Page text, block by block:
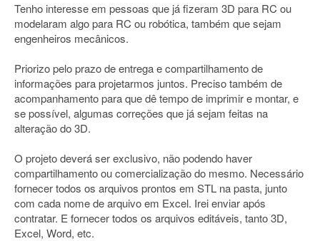
Tenho interesse em pessoas que já fizeram 3D para RC ou
modelaram algo para RC ou robótica, também que sejam
engenheiros mecânicos.
Priorizo pelo prazo de entrega e compartilhamento de
informações para projetarmos juntos. Preciso também de
acompanhamento para que dê tempo de imprimir e montar, e
se possível, algumas correções que já sejam feitas na
alteração do 3D.
O projeto deverá ser exclusivo, não podendo haver
compartilhamento ou comercialização do mesmo. Necessário
fornecer todos os arquivos prontos em STL na pasta, junto
com cada nome de arquivo em Excel. Irei enviar após
contratar. E fornecer todos os arquivos editáveis, tanto 3D,
Excel, Word, etc.